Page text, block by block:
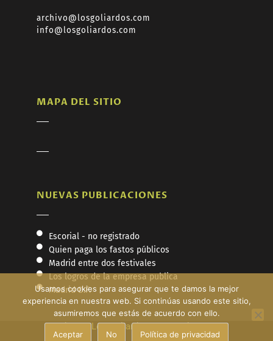
archivo@losgoliardos.com
info@losgoliardos.com
MAPA DEL SITIO
NUEVAS PUBLICACIONES
Escorial - no registrado
Quien paga los fastos públicos
Madrid entre dos festivales
Los logros de la empresa publica
Madrid D.F.
Fundación Los Goliardos - Copyright © 2026
Usamos cookies para asegurar que te damos la mejor
experiencia en nuestra web. Si continúas usando este sitio,
asumiremos que estás de acuerdo con ello.
Aceptar No Política de privacidad